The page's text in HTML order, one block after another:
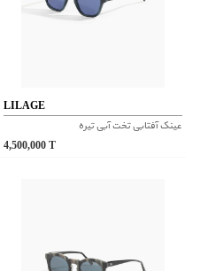
LILAGE
عینک آفتابی تخت آبی تیره
4,500,000